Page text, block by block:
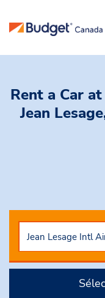
Rent a Car
Jean